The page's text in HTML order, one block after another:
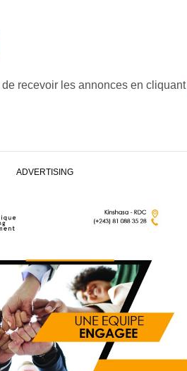
recevoir les annonces en cliquant
ADVERTISING